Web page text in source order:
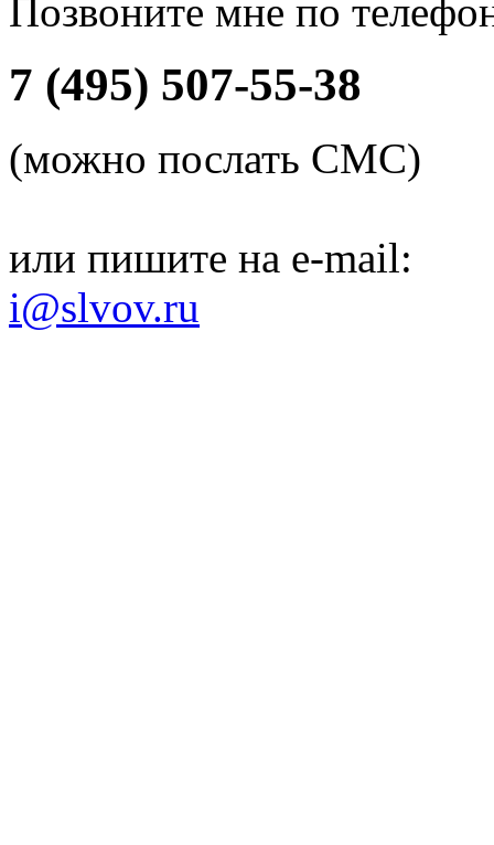
Позвоните мне по
7 (495) 507-55-38
(можно послать СМС)
или пишите на e-mail:
i@slvov.ru